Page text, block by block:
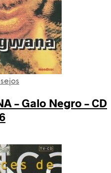
– Galo Negro – CD